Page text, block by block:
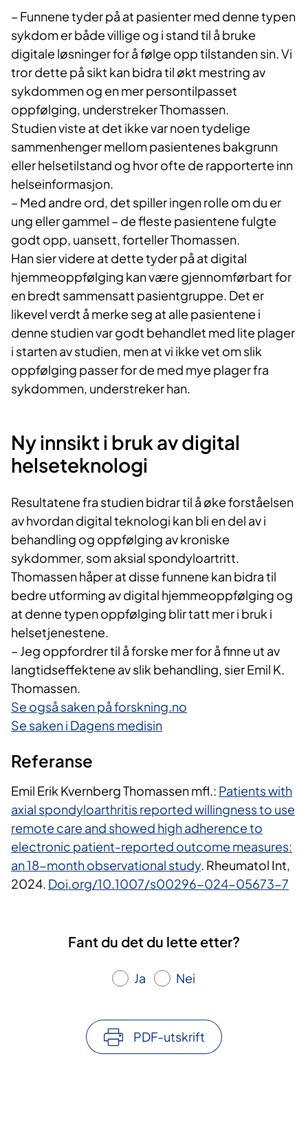
– Funnene tyder på at pasienter med denne typen
sykdom er både villige og i stand til å bruke
digitale løsninger for å følge opp tilstanden sin. Vi
tror dette på sikt kan bidra til økt mestring av
sykdommen og en mer persontilpasset
oppfølging, understreker Thomassen.
Studien viste at det ikke var noen tydelige
sammenhenger mellom pasientenes bakgrunn
eller helsetilstand og hvor ofte de rapporterte inn
helseinformasjon.
– Med andre ord, det spiller ingen rolle om du er
ung eller gammel – de fleste pasientene fulgte
godt opp, uansett, forteller Thomassen.
Han sier videre at dette tyder på at digital
hjemmeoppfølging kan være gjennomførbart for
en bredt sammensatt pasientgruppe. Det er
likevel verdt å merke seg at alle pasientene i
denne studien var godt behandlet med lite plager
i starten av studien, men at vi ikke vet om slik
oppfølging passer for de med mye plager fra
sykdommen, understreker han.
Ny innsikt i bruk av digital
helseteknologi
Resultatene fra studien bidrar til å øke forståelsen
av hvordan digital teknologi kan bli en del av i
behandling og oppfølging av kroniske
sykdommer, som aksial spondyloartritt.
Thomassen håper at disse funnene kan bidra til
bedre utforming av digital hjemmeoppfølging og
at denne typen oppfølging blir tatt mer i bruk i
helsetjenestene.
– Jeg oppfordrer til å forske mer for å finne ut av
langtidseffektene av slik behandling, sier Emil K.
Thomassen.
Se også saken på forskning.no
Se saken i Dagens medisin
Referanse
Emil Erik Kvernberg Thomassen mfl.: Patients with
axial spondyloarthritis reported willingness to use
remote care and showed high adherence to
electronic patient-reported outcome measures:
an 18-month observational study. Rheumatol Int,
2024. Doi.org/10.1007/s00296-024-05673-7
Fant du det du lette etter?
Ja Nei
PDF-utskrift